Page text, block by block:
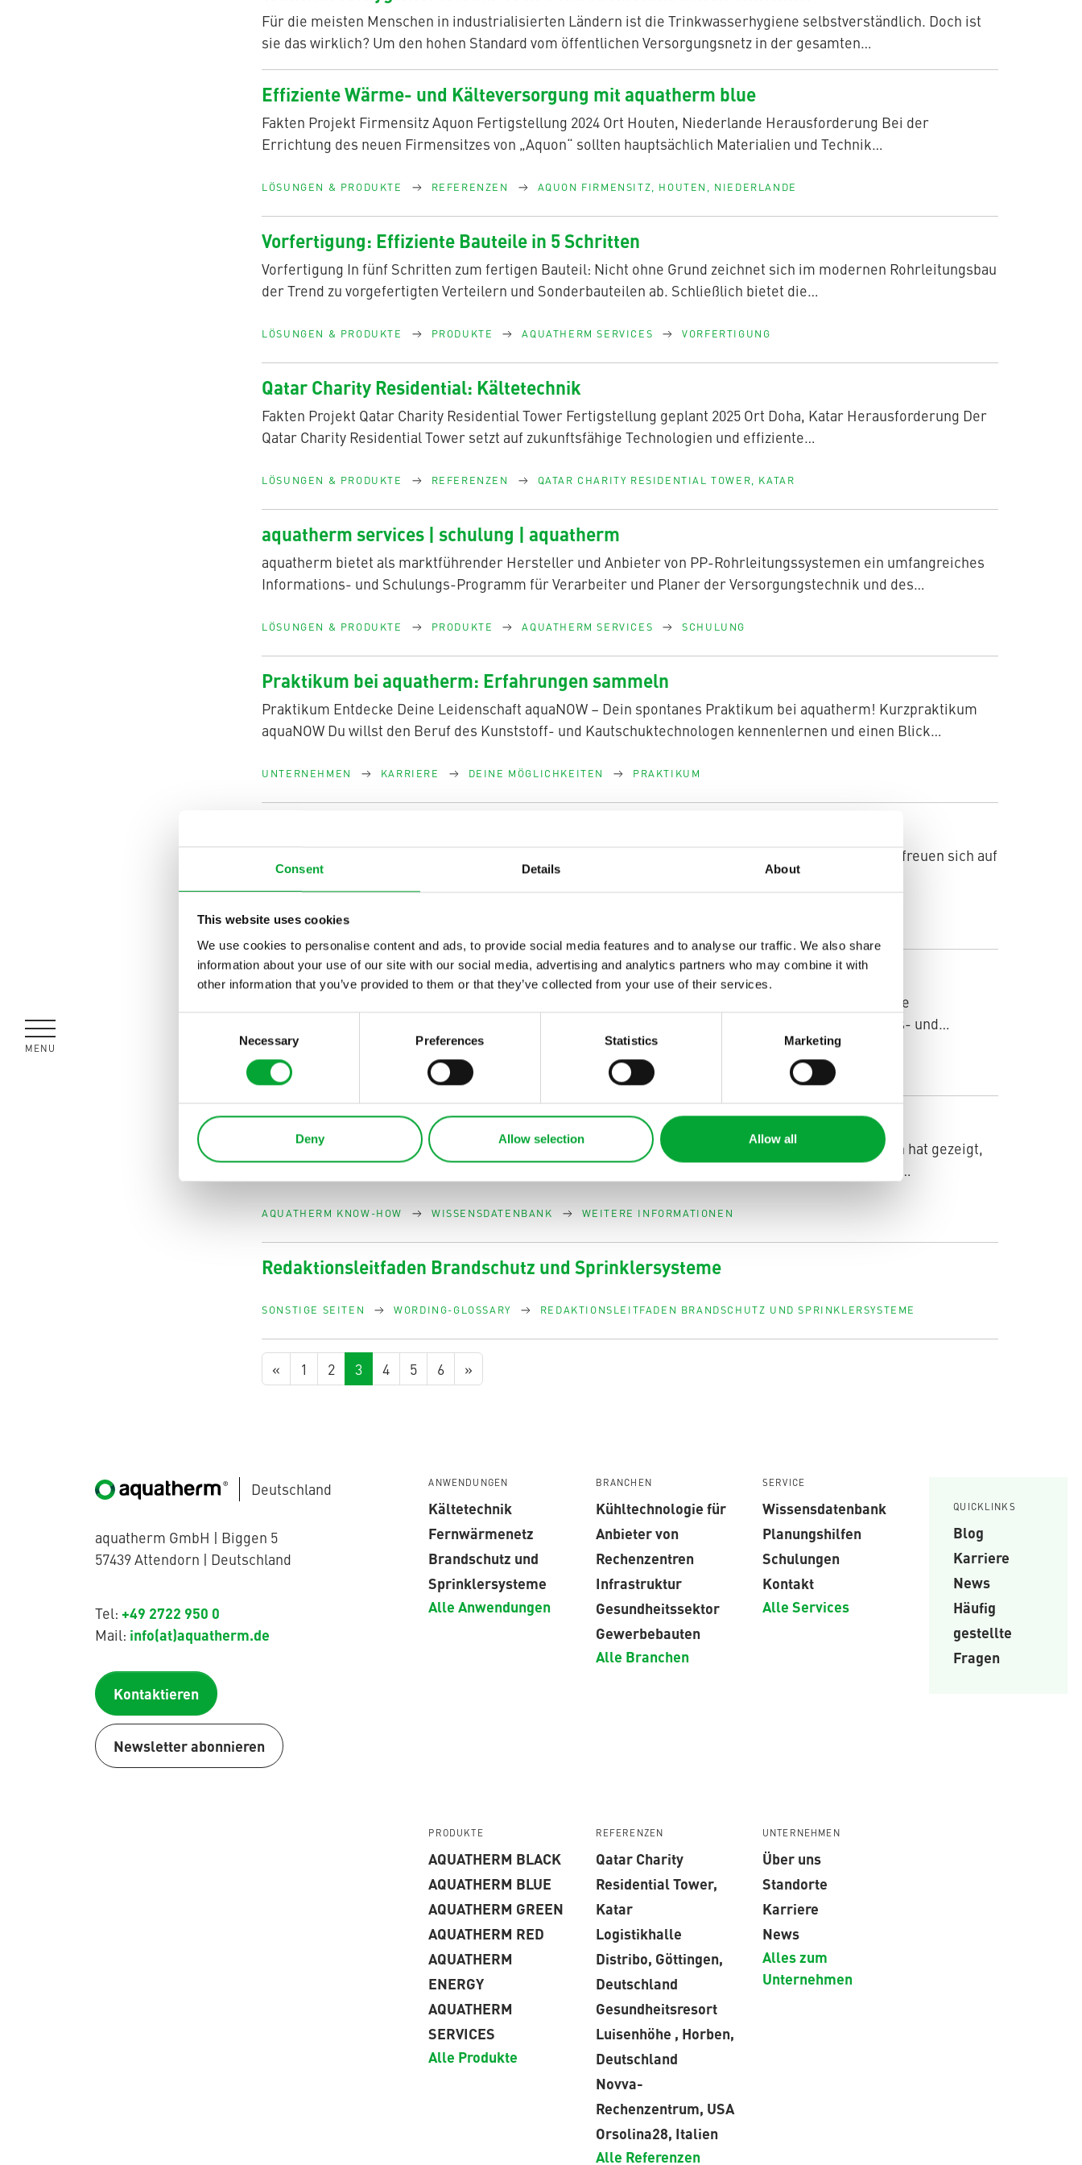
Consent Details About
This website uses cookies
We use cookies to personalise content and ads, to provide social media features and to analyse our traffic. We also share
information about your use of our site with our social media, advertising and analytics partners who may combine it with
other information that you’ve provided to them or that they’ve collected from your use of their services.
Necessary Preferences Statistics Marketing
Deny Allow selection Allow all
MENÜ
Für die meisten Menschen in industrialisierten Ländern ist die Trinkwasserhygiene selbstverständlich. Doch ist
sie das wirklich? Um den hohen Standard vom öffentlichen Versorgungsnetz in der gesamten…
Effiziente Wärme- und Kälteversorgung mit aquatherm blue
Fakten Projekt Firmensitz Aquon Fertigstellung 2024 Ort Houten, Niederlande Herausforderung Bei der
Errichtung des neuen Firmensitzes von „Aquon“ sollten hauptsächlich Materialien und Technik…
LÖSUNGEN & PRODUKTE REFERENZEN AQUON FIRMENSITZ, HOUTEN, NIEDERLANDE
Vorfertigung: Effiziente Bauteile in 5 Schritten
Vorfertigung In fünf Schritten zum fertigen Bauteil: Nicht ohne Grund zeichnet sich im modernen Rohrleitungsbau
der Trend zu vorgefertigten Verteilern und Sonderbauteilen ab. Schließlich bietet die…
LÖSUNGEN & PRODUKTE PRODUKTE AQUATHERM SERVICES VORFERTIGUNG
Qatar Charity Residential: Kältetechnik
Fakten Projekt Qatar Charity Residential Tower Fertigstellung geplant 2025 Ort Doha, Katar Herausforderung Der
Qatar Charity Residential Tower setzt auf zukunftsfähige Technologien und effiziente…
LÖSUNGEN & PRODUKTE REFERENZEN QATAR CHARITY RESIDENTIAL TOWER, KATAR
aquatherm services | schulung | aquatherm
aquatherm bietet als marktführender Hersteller und Anbieter von PP-Rohrleitungssystemen ein umfangreiches
Informations- und Schulungs-Programm für Verarbeiter und Planer der Versorgungstechnik und des…
LÖSUNGEN & PRODUKTE PRODUKTE AQUATHERM SERVICES SCHULUNG
Praktikum bei aquatherm: Erfahrungen sammeln
Praktikum Entdecke Deine Leidenschaft aquaNOW – Dein spontanes Praktikum bei aquatherm! Kurzpraktikum
aquaNOW Du willst den Beruf des Kunststoff- und Kautschuktechnologen kennenlernen und einen Blick…
UNTERNEHMEN KARRIERE DEINE MÖGLICHKEITEN PRAKTIKUM
Ferienarbeit Ebbe in der Kasse? Wir fluten Dein Sparschwein. Vorstellung Auch unsere Mitarbeiter freuen sich auf
ihren Urlaub und die damit verbundene Erholung. In den Schulferien - mit Ausnahme der…
UNTERNEHMEN
Planungsdienstleistungen: Digitale Planungshilfen
Planungsdienstleistungen Welche Planungsdienstleistungen bietet aquatherm? „Zeit ist Geld“ – eine
Lebensweisheit, die sich besonders in der Baubranche täglich bewahrheitet. Die Sanitär-, Heizungs- und…
LÖSUNGEN & PRODUKTE PRODUKTE AQUATHERM SERVICES
Weitere Informationen
Energieverbrauch, Emissionen Eine vergleichende Lebenszyklusanalyse mit Stahl- und PVC-Rohren hat gezeigt,
dass aquatherm blue Rohre geringere Umweltauswirkungen haben: zum Beispiel einen geringeren…
AQUATHERM KNOW-HOW WISSENSDATENBANK WEITERE INFORMATIONEN
Redaktionsleitfaden Brandschutz und Sprinklersysteme
SONSTIGE SEITEN WORDING-GLOSSARY REDAKTIONSLEITFADEN BRANDSCHUTZ UND SPRINKLERSYSTEME
« 1 2 3 4 5 6 »
Deutschland
aquatherm GmbH | Biggen 5
57439 Attendorn | Deutschland
Tel: +49 2722 950 0
Mail: info(at)aquatherm.de
Kontaktieren
Newsletter abonnieren
ANWENDUNGEN
Kältetechnik
Fernwärmenetz
Brandschutz und
Sprinklersysteme
Alle Anwendungen
BRANCHEN
Kühltechnologie für
Anbieter von
Rechenzentren
Infrastruktur
Gesundheitssektor
Gewerbebauten
Alle Branchen
SERVICE
Wissensdatenbank
Planungshilfen
Schulungen
Kontakt
Alle Services
QUICKLINKS
Blog
Karriere
News
Häufig
gestellte
Fragen
PRODUKTE
AQUATHERM BLACK
AQUATHERM BLUE
AQUATHERM GREEN
AQUATHERM RED
AQUATHERM
ENERGY
AQUATHERM
SERVICES
Alle Produkte
REFERENZEN
Qatar Charity
Residential Tower,
Katar
Logistikhalle
Distribo, Göttingen,
Deutschland
Gesundheitsresort
Luisenhöhe , Horben,
Deutschland
Novva-
Rechenzentrum, USA
Orsolina28, Italien
Alle Referenzen
UNTERNEHMEN
Über uns
Standorte
Karriere
News
Alles zum
Unternehmen